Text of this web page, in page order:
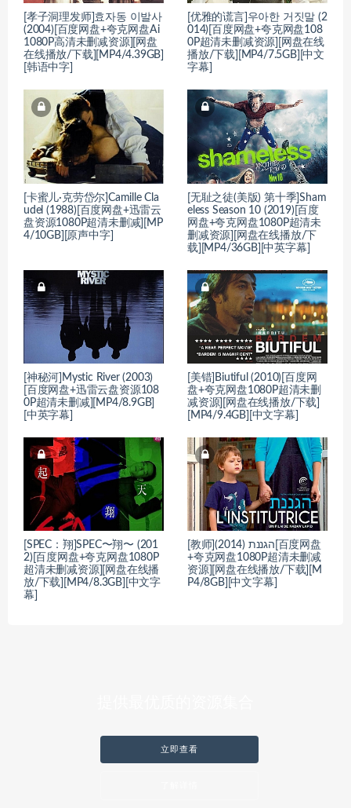
[孝子洞理发师]효자동 이발사
(2004)[百度网盘+夸克网盘Ai
1080P高清未删减资源][网盘
在线播放/下载][MP4/4.39GB]
[韩语中字]
[优雅的谎言]우아한 거짓말 (2
014)[百度网盘+夸克网盘108
0P超清未删减资源][网盘在线
播放/下载][MP4/7.5GB][中文
字幕]
[卡蜜儿·克劳岱尔]Camille Cla
udel (1988)[百度网盘+迅雷云
盘资源1080P超清未删减][MP
4/10GB][原声中字]
[无耻之徒(美版) 第十季]Sham
eless Season 10 (2019)[百度
网盘+夸克网盘1080P超清未
删减资源][网盘在线播放/下
载][MP4/36GB][中英字幕]
[神秘河]Mystic River (2003)
[百度网盘+迅雷云盘资源108
0P超清未删减][MP4/8.9GB]
[中英字幕]
[美错]Biutiful (2010)[百度网
盘+夸克网盘1080P超清未删
减资源][网盘在线播放/下载]
[MP4/9.4GB][中文字幕]
[SPEC：翔]SPEC〜翔〜 (201
2)[百度网盘+夸克网盘1080P
超清未删减资源][网盘在线播
放/下载][MP4/8.3GB][中文字
幕]
[教师]הגננת (2014)[百度网盘
+夸克网盘1080P超清未删减
资源][网盘在线播放/下载][M
P4/8GB][中文字幕]
立即查看